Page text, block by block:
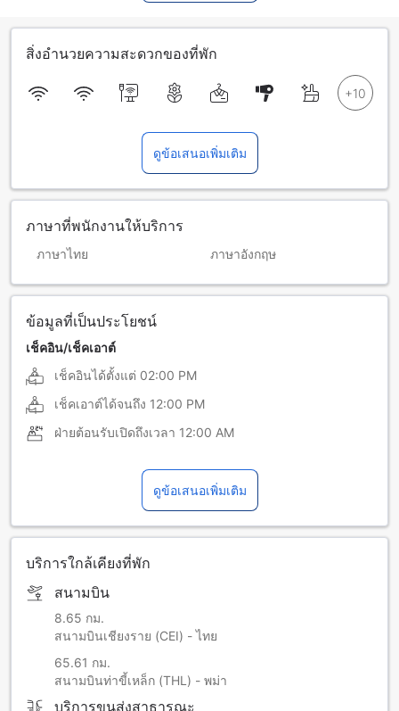
สิ่งอำนวยความสะดวกของที่พัก
ดูข้อเสนอเพิ่มเติม
ภาษาที่พนักงานให้บริการ
ภาษาไทย ภาษาอังกฤษ
ข้อมูลที่เป็นประโยชน์
เช็คอิน/เช็คเอาต์
เช็คอินได้ตั้งแต่ 02:00 PM
เช็คเอาต์ได้จนถึง 12:00 PM
ฝ่ายต้อนรับเปิดถึงเวลา 12:00 AM
ดูข้อเสนอเพิ่มเติม
บริการใกล้เคียงที่พัก
สนามบิน
8.65 กม.
สนามบินเชียงราย (CEI) - ไทย
65.61 กม.
สนามบินท่าขี้เหล็ก (THL) - พม่า
บริการขนส่งสาธารณะ